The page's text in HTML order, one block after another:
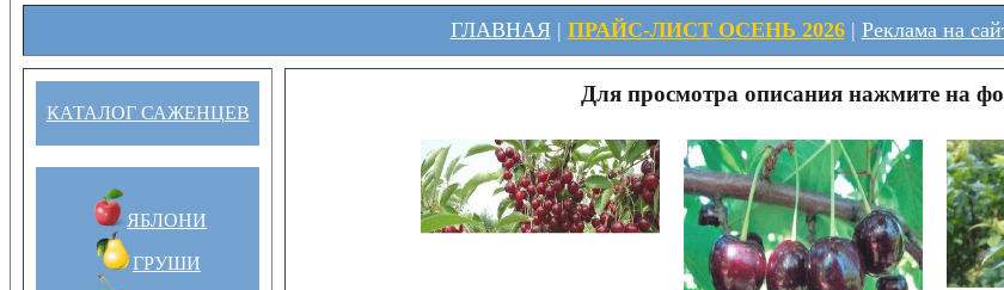
ГЛАВНАЯ| ПРАЙС-ЛИСТ ОСЕНЬ 2026| Реклама на
КАТАЛОГ САЖЕНЦЕВ
ЯБЛОНИ
ГРУШИ
Для просмотра описания нажмите на